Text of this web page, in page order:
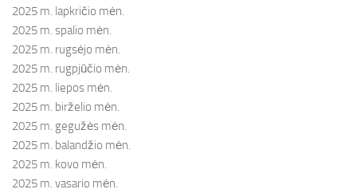
2025 m. lapkričio mėn.
2025 m. spalio mėn.
2025 m. rugsėjo mėn.
2025 m. rugpjūčio mėn.
2025 m. liepos mėn.
2025 m. birželio mėn.
2025 m. gegužės mėn.
2025 m. balandžio mėn.
2025 m. kovo mėn.
2025 m. vasario mėn.